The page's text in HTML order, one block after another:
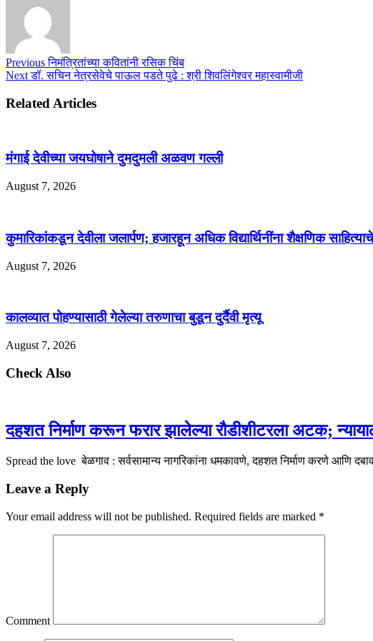
Previousनिमंत्रितांच्या कवितांनी रसिक चिंब
Nextडॉ. सचिन नेत्रसेवेचे पाऊल पडते पुढे : श्री शिवलिंगेश्वर महास्वामीजी
Related Articles
मंगाई देवीच्या जयघोषाने दुमदुमली अळवण गल्ली
August 7, 2026
कुमारिकांकडून देवीला जलार्पण; हजारहून अधिक विद्यार्थिनींना शैक्षणिक
August 7, 2026
कालव्यात पोहण्यासाठी गेलेल्या तरुणाचा बुडून दुर्दैवी मृत्यू
August 7, 2026
Check Also
दहशत निर्माण करून फरार झालेल्या रौडीशीटरला अटक;
Spread the love बेळगाव : सर्वसामान्य नागरिकांना धमकावणे, दहशत निर्माण करणे आणि
Leave a Reply
Your email address will not be published. Required fields are marked *
Comment